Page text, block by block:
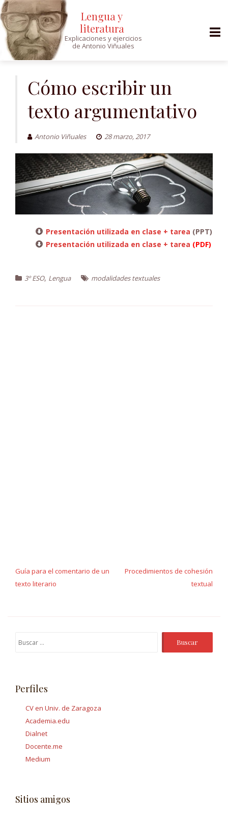
contenido
Lengua y
literatura
Explicaciones y ejercicios
de Antonio Viñuales
Cómo escribir un
texto argumentativo
Antonio Viñuales 28 marzo, 2017
Presentación utilizada en clase + tarea (PPT)
Presentación utilizada en clase + tarea (PDF)
3º ESO, Lengua modalidades textuales
de
entradas
Guía para el comentario de un
texto literario
Procedimientos de cohesión
textual
Perfiles
CV en Univ. de Zaragoza
Academia.edu
Dialnet
Docente.me
Medium
Sitios amigos